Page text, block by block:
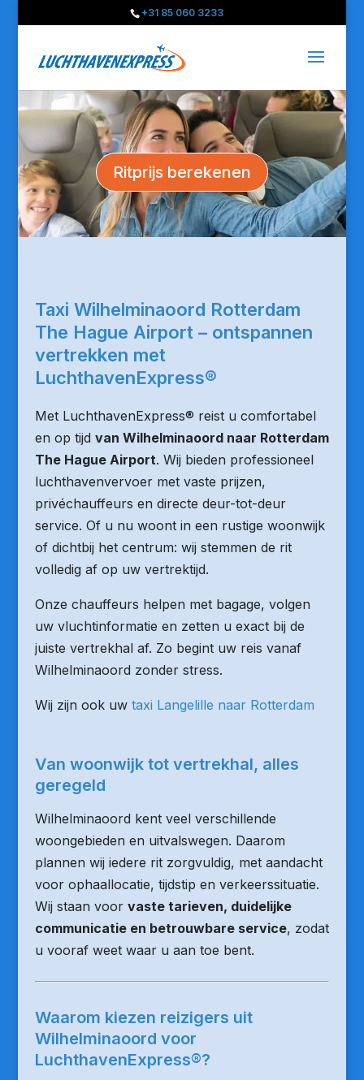
+31 85 060 3233
Ritprijs berekenen
Taxi Wilhelminaoord Rotterdam
The Hague Airport – ontspannen
vertrekken met
LuchthavenExpress®
Met LuchthavenExpress® reist u comfortabel
en op tijd van Wilhelminaoord naar Rotterdam
The Hague Airport. Wij bieden professioneel
luchthavenvervoer met vaste prijzen,
privéchauffeurs en directe deur-tot-deur
service. Of u nu woont in een rustige woonwijk
of dichtbij het centrum: wij stemmen de rit
volledig af op uw vertrektijd.
Onze chauffeurs helpen met bagage, volgen
uw vluchtinformatie en zetten u exact bij de
juiste vertrekhal af. Zo begint uw reis vanaf
Wilhelminaoord zonder stress.
Wij zijn ook uw taxi Langelille naar Rotterdam
Van woonwijk tot vertrekhal, alles
geregeld
Wilhelminaoord kent veel verschillende
woongebieden en uitvalswegen. Daarom
plannen wij iedere rit zorgvuldig, met aandacht
voor ophaallocatie, tijdstip en verkeerssituatie.
Wij staan voor vaste tarieven, duidelijke
communicatie en betrouwbare service, zodat
u vooraf weet waar u aan toe bent.
Waarom kiezen reizigers uit
Wilhelminaoord voor
LuchthavenExpress®?